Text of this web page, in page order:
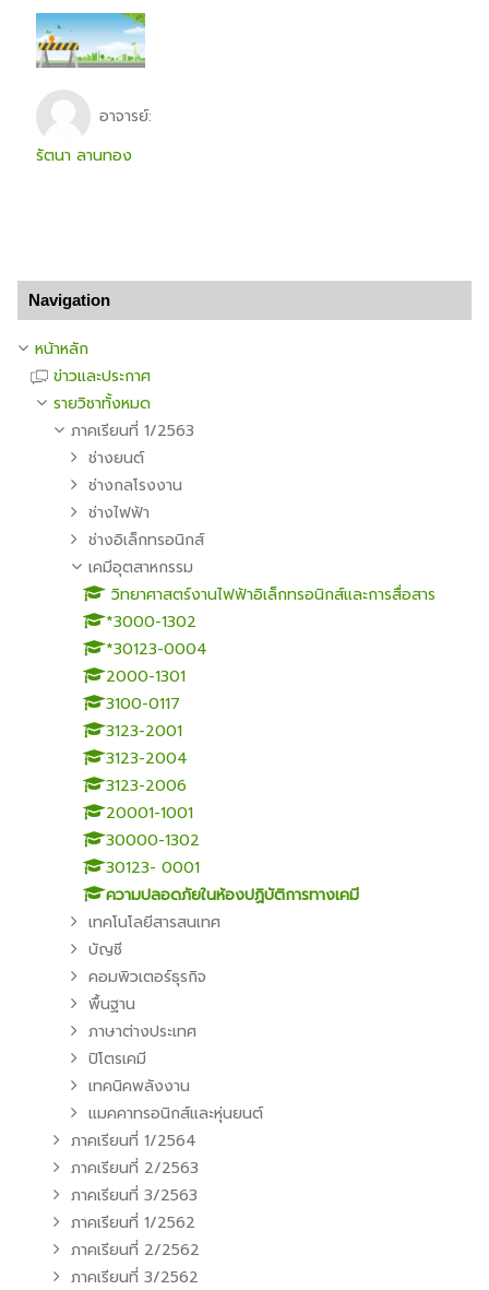
อาจารย์:
รัตนา ลานทอง
Navigation
หน้าหลัก
ข่าวและประกาศ
รายวิชาทั้งหมด
ภาคเรียนที่ 1/2563
ช่างยนต์
ช่างกลโรงงาน
ช่างไฟฟ้า
ช่างอิเล็กทรอนิกส์
เคมีอุตสาหกรรม
วิทยาศาสตร์งานไฟฟ้าอิเล็กทรอนิกส์และการสื่อสาร
*3000-1302
*30123-0004
2000-1301
3100-0117
3123-2001
3123-2004
3123-2006
20001-1001
30000-1302
30123- 0001
ความปลอดภัยในห้องปฏิบัติการทางเคมี
เทคโนโลยีสารสนเทศ
บัญชี
คอมพิวเตอร์ธุรกิจ
พื้นฐาน
ภาษาต่างประเทศ
ปิโตรเคมี
เทคนิคพลังงาน
แมคคาทรอนิกส์และหุ่นยนต์
ภาคเรียนที่ 1/2564
ภาคเรียนที่ 2/2563
ภาคเรียนที่ 3/2563
ภาคเรียนที่ 1/2562
ภาคเรียนที่ 2/2562
ภาคเรียนที่ 3/2562